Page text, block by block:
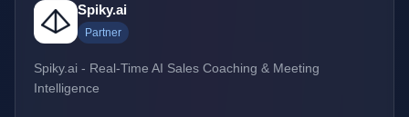
Spiky.ai
Partner
Spiky.ai - Real-Time AI Sales Coaching & Meeting
Intelligence